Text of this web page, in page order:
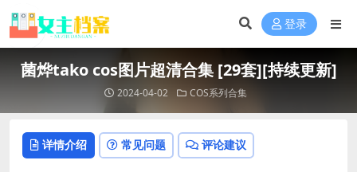
登录
菌烨tako cos图片超清合集 [29套][持续更新]
2024-04-02 COS系列合集
详情介绍 常见问题 评论建议